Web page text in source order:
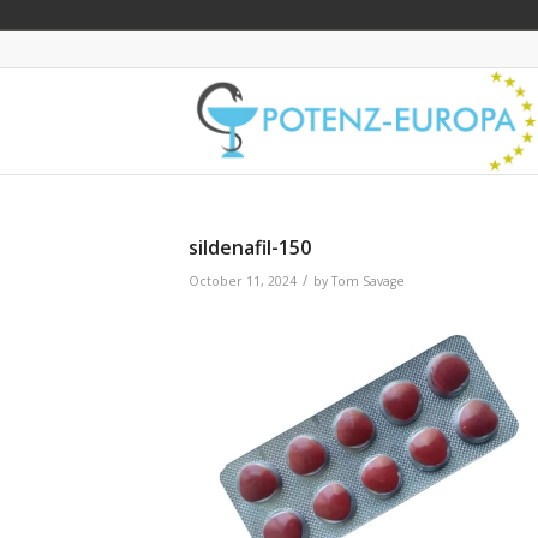
sildenafil-150
October 11, 2024 / byTom Savage